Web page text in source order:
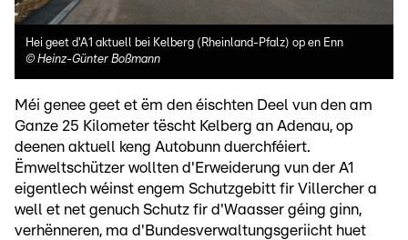
Hei geet d'A1 aktuell bei Kelberg (Rheinland-Pfalz) op en Enn
© Heinz-Günter Boßmann
Méi genee geet et ëm den éischten Deel vun den am
Ganze 25 Kilometer tëscht Kelberg an Adenau, op
deenen aktuell keng Autobunn duerchféiert.
Ëmweltschützer wollten d'Erweiderung vun der A1
eigentlech wéinst engem Schutzgebitt fir Villercher a
well et net genuch Schutz fir d'Waasser géing ginn,
verhënneren, ma d'Bundesverwaltungsgeriicht huet